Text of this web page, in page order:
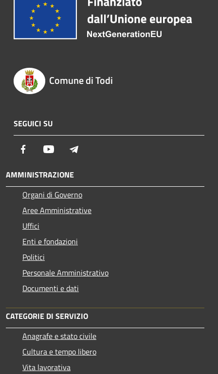
Comune di Todi
SEGUICI SU
Facebook Youtube
AMMINISTRAZIONE
Organi di Governo
Aree Amministrative
Uffici
Enti e fondazioni
Politici
Personale Amministrativo
Documenti e dati
CATEGORIE DI SERVIZIO
Anagrafe e stato civile
Cultura e tempo libero
Vita lavorativa